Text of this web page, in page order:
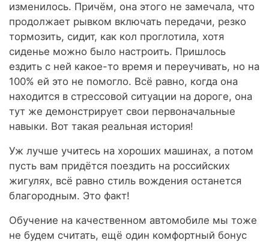
изменилось. Причём, она этого не замечала, что
продолжает рывком включать передачи, резко
тормозить, сидит, как кол проглотила, хотя
сиденье можно было настроить. Пришлось
ездить с ней какое-то время и переучивать, но на
100% ей это не помогло. Всё равно, когда она
находится в стрессовой ситуации на дороге, она
тут же демонстрирует свои первоначальные
навыки. Вот такая реальная история!
Уж лучше учитесь на хороших машинах, а потом
пусть вам придётся поездить на российских
жигулях, всё равно стиль вождения останется
благородным. Это факт!
Обучение на качественном автомобиле мы тоже
не будем считать, ещё один комфортный бонус